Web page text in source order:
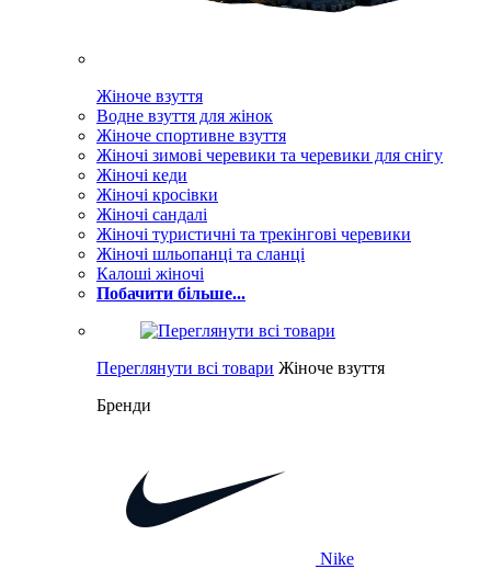
Жіноче взуття
Водне взуття для жінок
Жіноче спортивне взуття
Жіночі зимові черевики та черевики для снігу
Жіночі кеди
Жіночі кросівки
Жіночі сандалі
Жіночі туристичні та трекінгові черевики
Жіночі шльопанці та сланці
Калоші жіночі
Побачити більше...
Переглянути всі товари Жіноче взуття
Бренди
Nike